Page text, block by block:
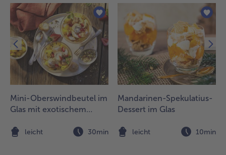
Mini-Oberswindbeutel im
Glas mit exotischem
leicht 30min
Mandarinen-Spekulatius-
Dessert im Glas
leicht 10min